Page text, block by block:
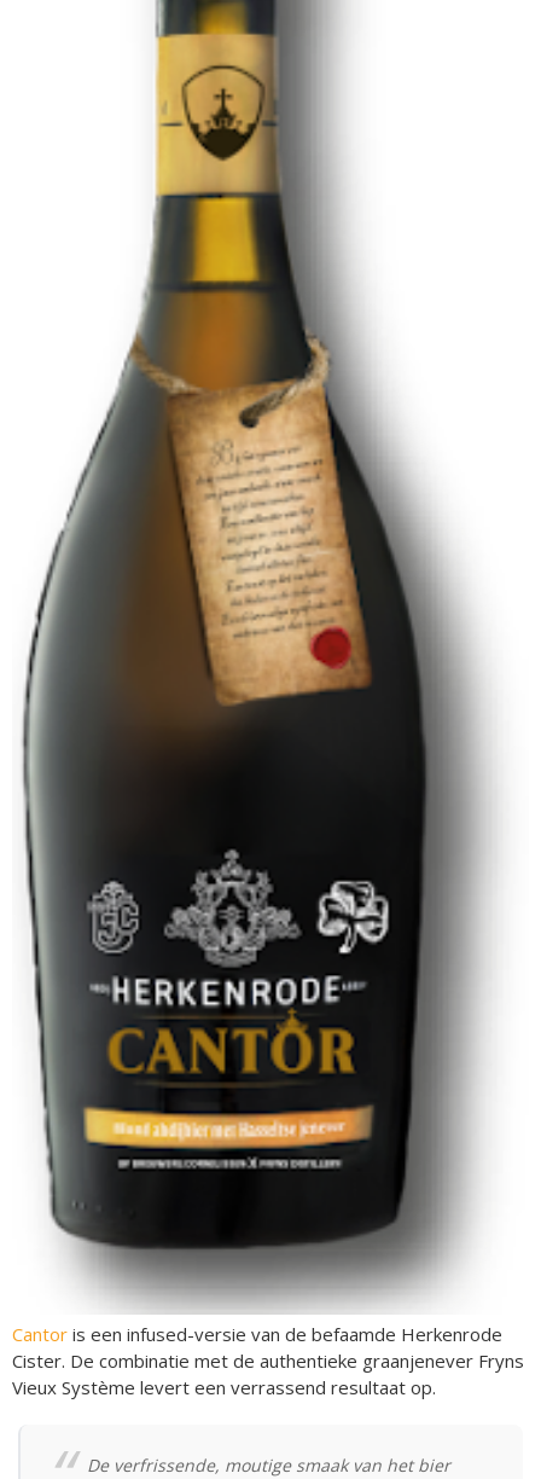
Cantor is een infused-versie van de befaamde Herkenrode
Cister. De combinatie met de authentieke graanjenever Fryns
Vieux Système levert een verrassend resultaat op.
De verfrissende, moutige smaak van het bier